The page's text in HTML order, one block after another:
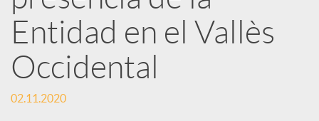
e
s
Entidad en el Vallès
Occidental
02.11.2020